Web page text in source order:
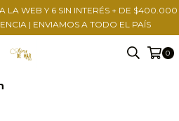
LA WEB Y 6 SIN INTERÉS + DE $400.000
| ENVIAMOS A TODO EL PAÍS
0